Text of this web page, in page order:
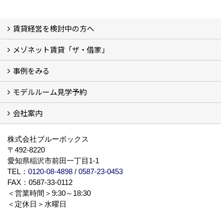
賃貸経営を検討中の方へ
私たちの考え方
賃貸経営の成功学
様々な無料サービス
相続税とは
よくあるご質問
メゾネット賃貸「ザ・借家」
ザ・借家について詳しく知る (2)
事例をみる
建設中の現場レポート
完成した建物を見てみる
オーナーの声
モデルルーム見学予約
モデルルーム見学予約
会社案内
株式会社ブルーボックス
〒492-8220
愛知県稲沢市前田一丁目1-1
TEL： 0120-08-4898 / 0587-23-0453
FAX：0587-33-0112
＜営業時間＞9:30～18:30
＜定休日＞水曜日